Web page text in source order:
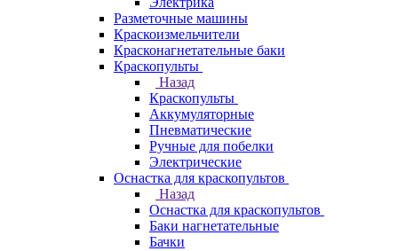
Разметочные машины
Краскоизмельчители
Красконагнетательные баки
Краскопульты
Назад
Краскопульты
Аккумуляторные
Пневматические
Ручные для побелки
Электрические
Оснастка для краскопультов
Назад
Оснастка для краскопультов
Баки нагнетательные
Бачки